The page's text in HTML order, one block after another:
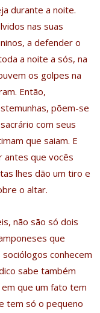
durante a noite.
nas suas
a defender o
a noite a sós, na
os golpes na
Então,
põem-se
com seus
que saiam. E
antes que vocês
lhes dão um tiro e
o altar.
não são só dois
que
conhecem
sabe também
que um fato tem
tem só o pequeno